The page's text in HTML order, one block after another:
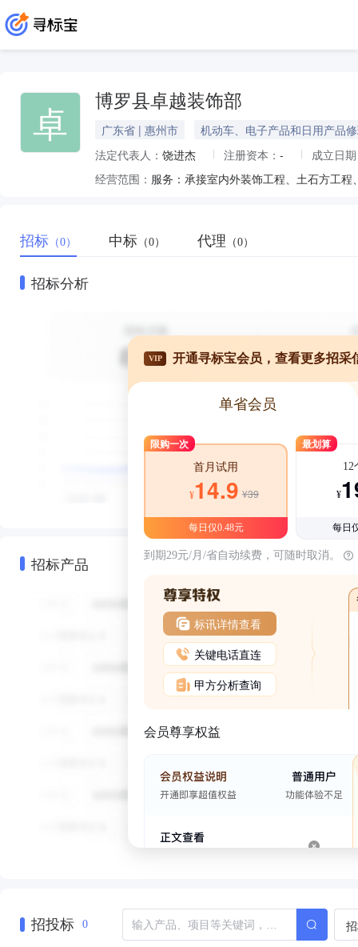
卓 博罗县卓越装饰部
广东省 | 惠州市
机动车、电子产品和日用产品
法定代表人： 饶进杰 注册资本： -
成立日
经营范围： 服务：承接室内外装饰工程、土石方工
招标 （0） 中标 （0） 代理 （0）
招标分析
招标产品
VIP 开通寻标宝会员，查看更多招采
单省会员
限购一次
首月试用
¥14.9 ¥39
每日仅0.48元
最划算
12
¥
每日
到期29元/月/省自动续费，可随时取消。
标讯详情查看
关键电话直连
甲方分析查询
会员尊享权益
招投标 0